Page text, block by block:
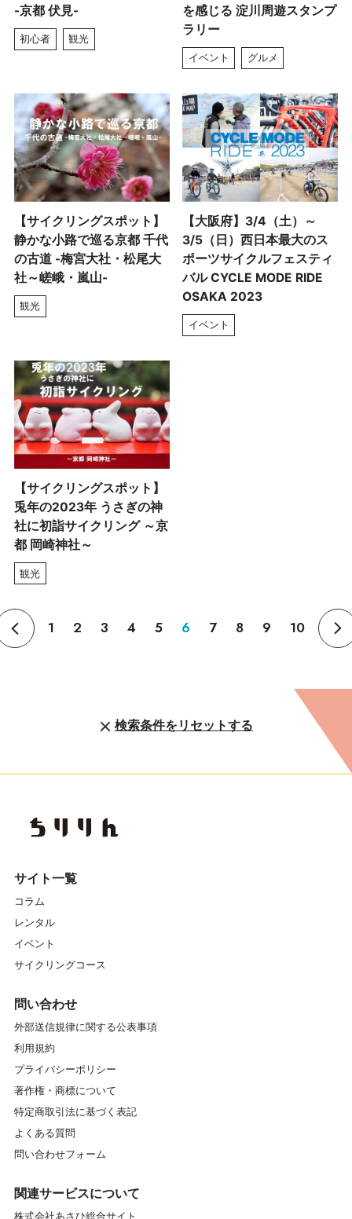
-京都 伏見-
初心者 観光
を感じる 淀川周遊スタンプ
ラリー
イベント グルメ
【サイクリングスポット】
静かな小路で巡る京都 千代
の古道 -梅宮大社・松尾大
社～嵯峨・嵐山-
観光
【大阪府】3/4（土）～
3/5（日）西日本最大のス
ポーツサイクルフェスティ
バル CYCLE MODE RIDE
OSAKA 2023
イベント
【サイクリングスポット】
兎年の2023年 うさぎの神
社に初詣サイクリング ～京
都 岡崎神社～
観光
1 2 3 4 5 6 7 8 9 10
検索条件をリセットする
サイト一覧
コラム
レンタル
イベント
サイクリングコース
問い合わせ
外部送信規律に関する公表事項
利用規約
プライバシーポリシー
著作権・商標について
特定商取引法に基づく表記
よくある質問
問い合わせフォーム
関連サービスについて
株式会社あさひ総合サイト